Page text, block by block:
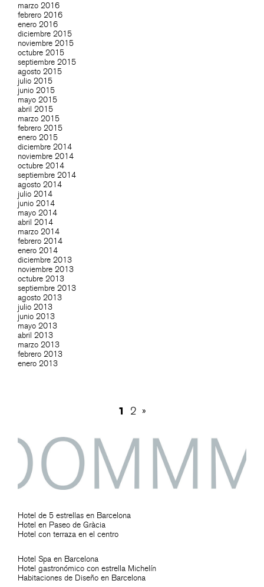
marzo 2016
febrero 2016
enero 2016
diciembre 2015
noviembre 2015
octubre 2015
septiembre 2015
agosto 2015
julio 2015
junio 2015
mayo 2015
abril 2015
marzo 2015
febrero 2015
enero 2015
diciembre 2014
noviembre 2014
octubre 2014
septiembre 2014
agosto 2014
julio 2014
junio 2014
mayo 2014
abril 2014
marzo 2014
febrero 2014
enero 2014
diciembre 2013
noviembre 2013
octubre 2013
septiembre 2013
agosto 2013
julio 2013
junio 2013
mayo 2013
abril 2013
marzo 2013
febrero 2013
enero 2013
1 2 »
Hotel de 5 estrellas en Barcelona
Hotel en Paseo de Gràcia
Hotel con terraza en el centro
Hotel Spa en Barcelona
Hotel gastronómico con estrella Michelín
Habitaciones de Diseño en Barcelona